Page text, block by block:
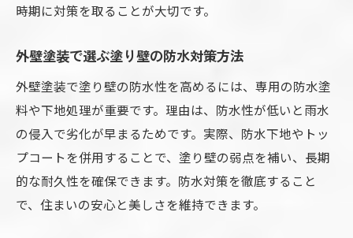
時期に対策を取ることが大切です。
外壁塗装で選ぶ塗り壁の防水対策方法
外壁塗装で塗り壁の防水性を高めるには、専用の防水塗
料や下地処理が重要です。理由は、防水性が低いと雨水
の侵入で劣化が早まるためです。実際、防水下地やトッ
プコートを併用することで、塗り壁の弱点を補い、長期
的な耐久性を確保できます。防水対策を徹底すること
で、住まいの安心と美しさを維持できます。